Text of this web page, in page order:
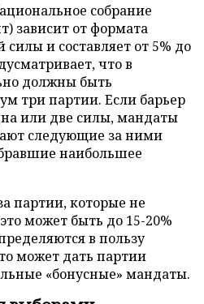
собрание
зависит от формата
и составляет от 5% до
что в
должны быть
три партии. Если барьер
или две силы, мандаты
следующие за ними
наибольшее
партии, которые не
может быть до 15-20%
в пользу
может дать партии
«бонусные» мандаты.